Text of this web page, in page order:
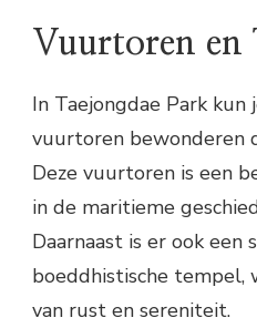
Vuurtoren en
In Taejongdae Park kun
vuurtoren bewonderen
Deze vuurtoren is een
in de maritieme
Daarnaast is er ook een
boeddhistische tempel,
van rust en sereniteit.